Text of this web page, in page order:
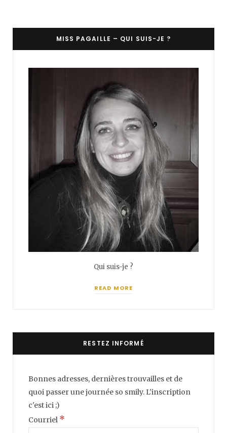
MISS PAGAILLE – QUI SUIS-JE ?
Qui suis-je ?
READ MORE
RESTEZ INFORMÉ
Bonnes adresses, dernières trouvailles et de
quoi passer une journée so smily. L'inscription
c'est ici ;)
Courriel *